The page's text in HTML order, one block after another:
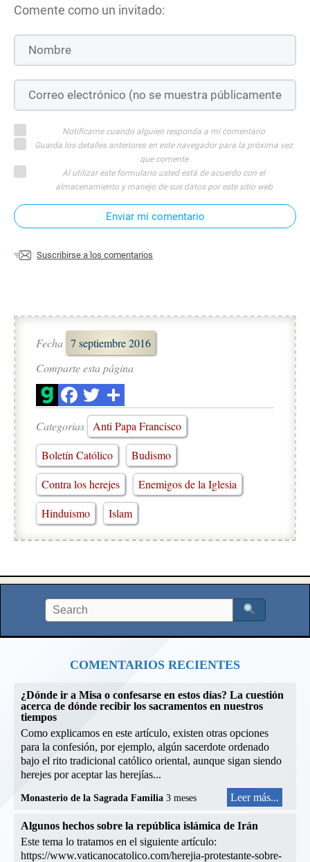
Comente como un invitado:
Notifícame cuando alguien responda a mi comentario
Guarda los detalles anteriores en este navegador para la próxima vez
que comente
Al utilizar este formulario usted está de acuerdo con el
almacenamiento y manejo de sus datos por este sitio web
Enviar mi comentario
Suscribirse a los comentarios
Fecha 7 septiembre 2016
Comparte esta página
Categorias
Anti Papa Francisco
Boletín Católico
Budismo
Contra los herejes
Enemigos de la Iglesia
Hinduismo
Islam
COMENTARIOS RECIENTES
¿Dónde ir a Misa o confesarse en estos días? La cuestión
acerca de dónde recibir los sacramentos en nuestros
tiempos
Como explicamos en este artículo, existen otras opciones
para la confesión, por ejemplo, algún sacerdote ordenado
bajo el rito tradicional católico oriental, aunque sigan siendo
herejes por aceptar las herejías...
Monasterio de la Sagrada Familia 3 meses Leer más...
Algunos hechos sobre la república islámica de Irán
Este tema lo tratamos en el siguiente artículo:
https://www.vaticanocatolico.com/herejia-protestante-sobre-